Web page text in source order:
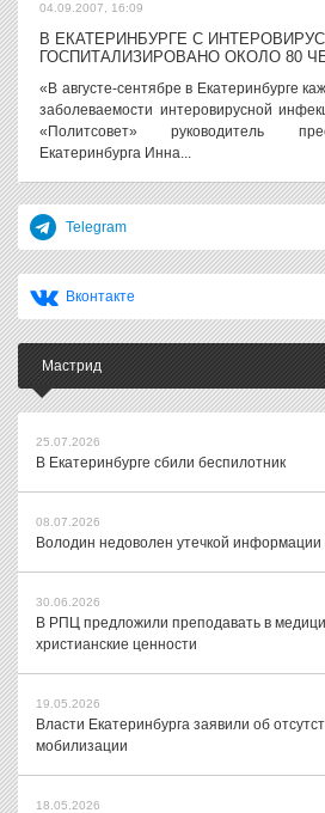
04.09.2007, 16:09
В ЕКАТЕРИНБУРГЕ С
ГОСПИТАЛИЗИРОВАНО ОКОЛО 80
«В августе-сентябре в Екатеринбурге
заболеваемости интеровирусной
«Политсовет» руководитель
Екатеринбурга Инна...
Telegram
Вконтакте
Мастрид
25.07.2026
В Екатеринбурге сбили беспилотник
08.07.2026
Володин недоволен утечкой
30.06.2026
В РПЦ предложили преподавать в
христианские ценности
19.05.2026
Власти Екатеринбурга заявили об
мобилизации
18.05.2026